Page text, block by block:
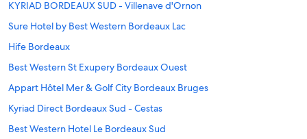
KYRIAD BORDEAUX SUD - Villenave d'Ornon
Sure Hotel by Best Western Bordeaux Lac
Hife Bordeaux
Best Western St Exupery Bordeaux Ouest
Appart Hôtel Mer & Golf City Bordeaux Bruges
Kyriad Direct Bordeaux Sud - Cestas
Best Western Hotel Le Bordeaux Sud